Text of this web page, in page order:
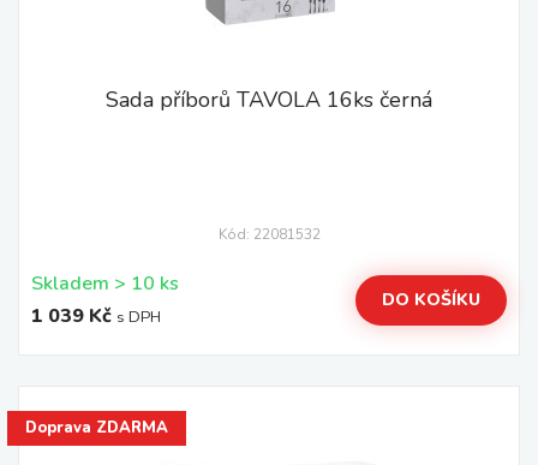
Sada příborů TAVOLA 16ks černá
Kód: 22081532
Skladem > 10 ks
1 039 Kč s DPH
DO KOŠÍKU
Doprava ZDARMA